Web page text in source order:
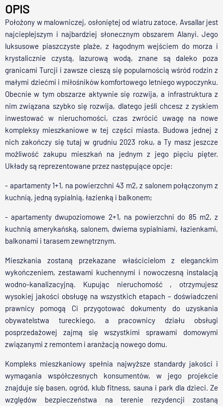
OPIS
Położony w malowniczej, osłoniętej od wiatru zatoce, Avsallar jest
najcieplejszym i najbardziej słonecznym obszarem Alanyi. Jego
luksusowe piaszczyste plaże, z łagodnym wejściem do morza i
krystalicznie czystą, lazurową wodą, znane są daleko poza
granicami Turcji i zawsze cieszą się popularnością wśród rodzin z
małymi dziećmi i miłośników komfortowego letniego wypoczynku.
Obecnie w tym obszarze aktywnie się rozwija, a infrastruktura z
nim związana szybko się rozwija, dlatego jeśli chcesz z zyskiem
inwestować w nieruchomości, czas zwrócić uwagę na nowe
kompleksy mieszkaniowe w tej części miasta. Budowa jednej z
nich zakończy się tutaj w grudniu 2023 roku, a Ty masz jeszcze
możliwość zakupu mieszkań na jednym z jego pięciu pięter.
Układy są reprezentowane przez następujące opcje:
- apartamenty 1+1, na powierzchni 43 m2, z salonem połączonym z
kuchnią, jedną sypialnią, łazienką i balkonem;
- apartamenty dwupoziomowe 2+1, na powierzchni do 85 m2, z
kuchnią amerykańską, salonem, dwiema sypialniami, łazienkami,
balkonami i tarasem zewnętrznym.
Mieszkania zostaną przekazane właścicielom z eleganckim
wykończeniem, zestawami kuchennymi i nowoczesną instalacją
wodno-kanalizacyjną. Kupując nieruchomość , otrzymujesz
wysokiej jakości obsługę na wszystkich etapach – doświadczeni
prawnicy pomogą Ci przygotować dokumenty do uzyskania
obywatelstwa tureckiego, a pracownicy działu obsługi
posprzedażowej zajmą się wszystkimi sprawami domowymi
związanymi z remontem i aranżacją nowego domu.
Kompleks mieszkaniowy spełnia najwyższe standardy jakości i
wymagania współczesnych konsumentów, w jego projekcie
znajduje się basen, ogród, klub fitness, sauna i park dla dzieci. Ze
względów bezpieczeństwa na terenie rezydencji zostaną